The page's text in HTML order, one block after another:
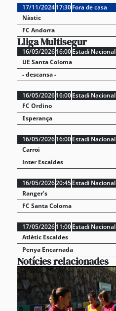
17/11/202417:30Fora de casa
Nàstic
FC Andorra
Lliga Multisegur
16/05/202616:00Estadi Nacional
UE Santa Coloma
- descansa -
16/05/202616:00Estadi Nacional
FC Ordino
Esperança
16/05/202616:00Estadi Nacional
Carroi
Inter Escaldes
16/05/202620:45Estadi Nacional
Ranger's
FC Santa Coloma
17/05/202611:00Estadi Nacional
Atlètic Escaldes
Penya Encarnada
Notícies relacionades